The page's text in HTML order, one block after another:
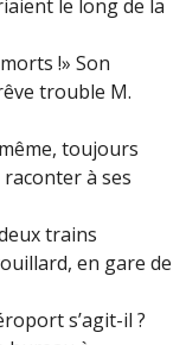
le long de la
!» Son
trouble M.
toujours
à ses
trains
en gare de
s’agit-il ?